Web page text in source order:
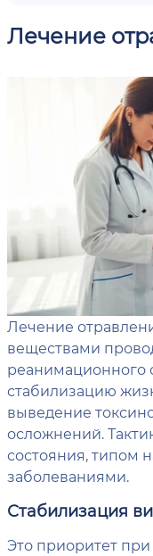
Лечение
Лечение
веществами
реанимационного
стабилизацию
выведение
осложнений.
состояния, типом
заболеваниями.
Стабилизация
Это приоритет